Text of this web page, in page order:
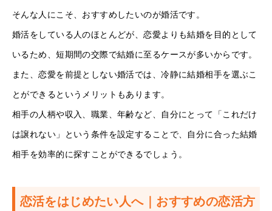
そんな人にこそ、おすすめしたいのが婚活です。
婚活をしている人のほとんどが、恋愛よりも結婚を目的として
いるため、短期間の交際で結婚に至るケースが多いからです。
また、恋愛を前提としない婚活では、冷静に結婚相手を選ぶこ
とができるというメリットもあります。
相手の人柄や収入、職業、年齢など、自分にとって「これだけ
は譲れない」という条件を設定することで、自分に合った結婚
相手を効率的に探すことができるでしょう。
恋活をはじめたい人へ｜おすすめの恋活方